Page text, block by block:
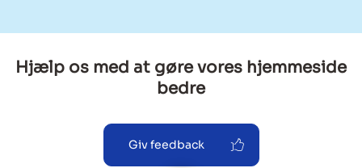
Hjælp os med at gøre vores hjemmeside
bedre
Giv feedback